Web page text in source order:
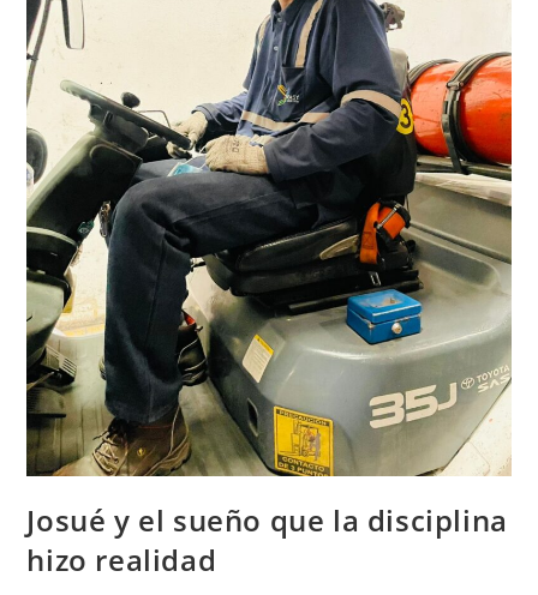
Josué y el sueño que la disciplina
hizo realidad